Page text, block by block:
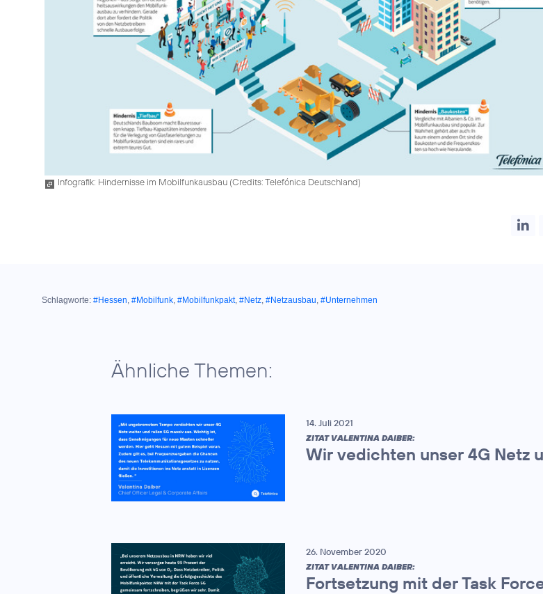
Infografik: Hindernisse im Mobilfunkausbau (Credits: Telefónica Deutschland)
Schlagworte: #Hessen, #Mobilfunk, #Mobilfunkpakt, #Netz, #Netzausbau, #Unternehmen
Ähnliche Themen:
14. Juli 2021
ZITAT VALENTINA DAIBER:
Wir vedichten unser 4G Netz
26. November 2020
ZITAT VALENTINA DAIBER:
Fortsetzung mit der Task